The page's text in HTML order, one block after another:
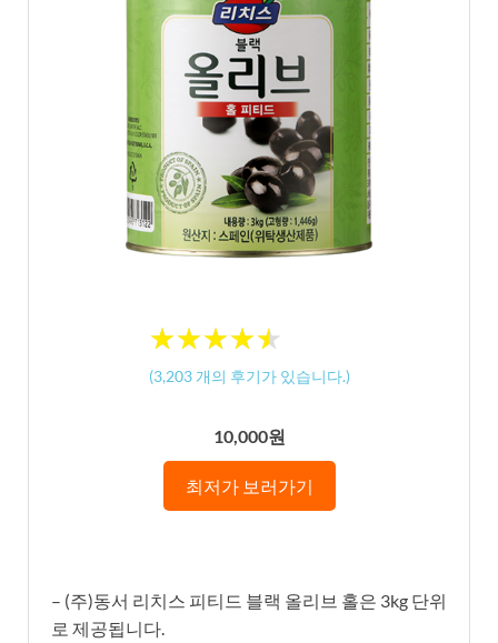
★★★★★
★★★★★
(3,203개의 후기가 있습니다.)
10,000원
최저가 보러가기
– (주)동서 리치스 피티드 블랙 올리브 홀은 3kg 단위
로 제공됩니다.